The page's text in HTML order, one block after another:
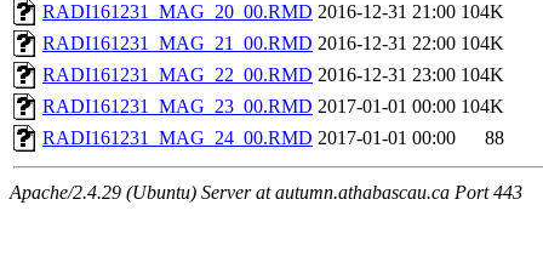
RADI161231_MAG_20_00.RMD 2016-12-31 21:00 104K
RADI161231_MAG_21_00.RMD 2016-12-31 22:00 104K
RADI161231_MAG_22_00.RMD 2016-12-31 23:00 104K
RADI161231_MAG_23_00.RMD 2017-01-01 00:00 104K
RADI161231_MAG_24_00.RMD 2017-01-01 00:00 88
Apache/2.4.29 (Ubuntu) Server at autumn.athabascau.ca Port 443